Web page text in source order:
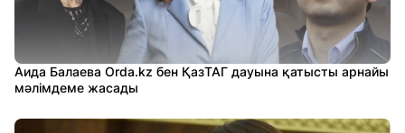
Аида Балаева Orda.kz бен ҚазТАГ дауына қатысты арнайы
мәлімдеме жасады